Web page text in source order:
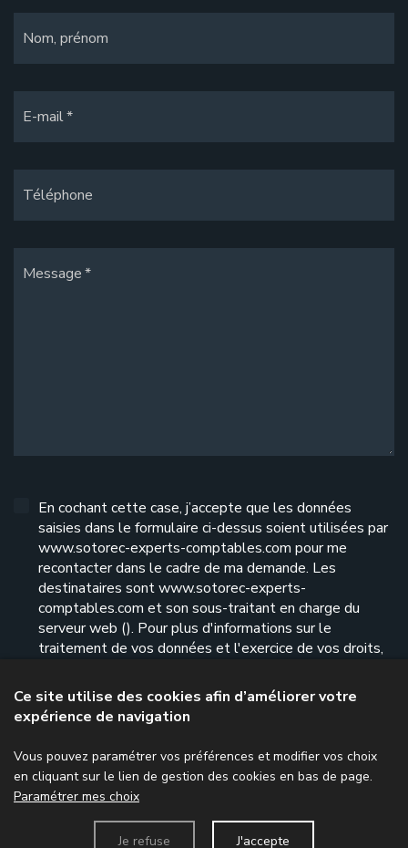
Nom, prénom
E-mail
Téléphone
Message
En cochant cette case, j’accepte que les données
saisies dans le formulaire ci-dessus soient utilisées par
www.sotorec-experts-comptables.com pour me
recontacter dans le cadre de ma demande. Les
destinataires sont www.sotorec-experts-
comptables.com et son sous-traitant en charge du
serveur web (). Pour plus d'informations sur le
traitement de vos données et l'exercice de vos droits,
Envoyer le formulaire
Ce site utilise des cookies afin d’améliorer votre
expérience de navigation
Vous pouvez paramétrer vos préférences et modifier vos choix
en cliquant sur le lien de gestion des cookies en bas de page.
Paramétrer mes choix
Je refuse J'accepte